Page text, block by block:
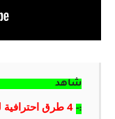
:- 4 طرق احترافية للدخول لأي جهاز كمبيوتر آخر عن بعد والتحكم فيه